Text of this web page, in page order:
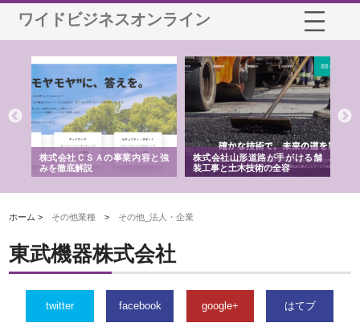
ワイドビジネスオンライン
株式会社ＣＳＡの事業内容と強
みを徹底解説
株式会社山形道路が手がける舗
装工事と土木技術の全容
ホーム > その他業種 > その他_法人・企業
東武機器株式会社
twitter facebook google+ はてブ